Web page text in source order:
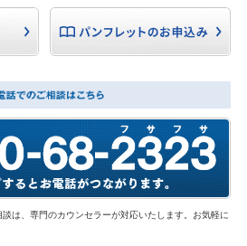
は、専門のカウンセラーが対応いたします。お気軽に